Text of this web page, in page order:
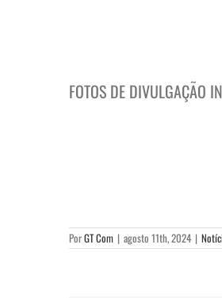
FOTOS DE DIVULGAÇÃO
PorGT Com | agosto 11th, 2024 |